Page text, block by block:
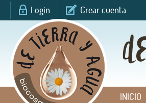
Login Crear cuenta
INICIO